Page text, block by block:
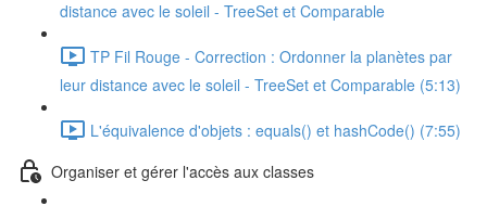
distance avec le soleil - TreeSet et Comparable
TP Fil Rouge - Correction : Ordonner la planètes par
leur distance avec le soleil - TreeSet et Comparable (5:13)
L'équivalence d'objets : equals() et hashCode() (7:55)
Organiser et gérer l'accès aux classes